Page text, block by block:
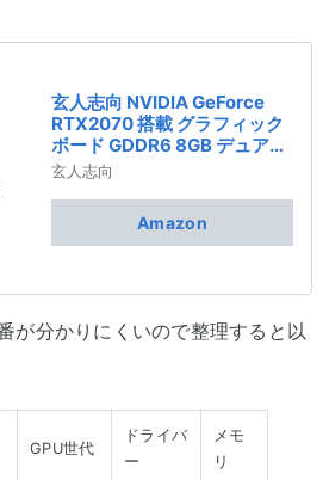
玄人志向 NVIDIA GeForce
RTX2070 搭載 グラフィック
ボード GDDR6 8GB デュアル
ファンモデル GF-RTX2070-
玄人志向
Amazon
が分かりにくいので整理すると以
GPU世代
ドライバ
ー
メモ
リ